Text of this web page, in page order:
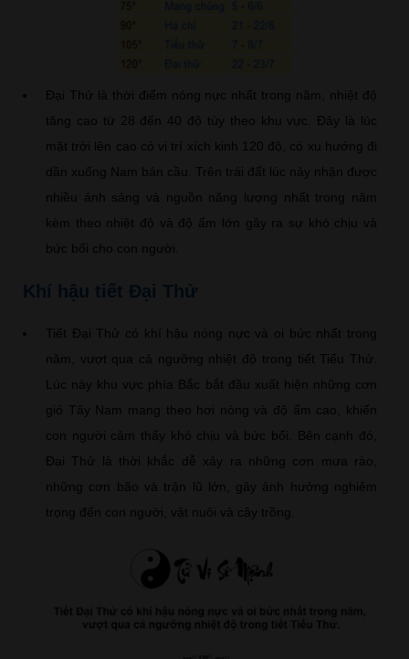
Đại Thử là thời điểm nóng nực nhất trong năm, nhiệt độ
tăng cao từ 28 đến 40 độ tùy theo khu vực. Đây là lúc
mặt trời lên cao có vị trí xích kinh 120 độ, có xu hướng đi
dần xuống Nam bán cầu. Trên trái đất lúc này nhận được
nhiều ánh sáng và nguồn năng lượng nhất trong năm
kèm theo nhiệt độ và độ ẩm lớn gây ra sự khó chịu và
bức bối cho con người.
Khí hậu tiết Đại Thử
Tiết Đại Thử có khí hậu nóng nực và oi bức nhất trong
năm, vượt qua cả ngưỡng nhiệt độ trong tiết Tiểu Thử.
Lúc này khu vực phía Bắc bắt đầu xuất hiện những cơn
gió Tây Nam mang theo hơi nóng và độ ẩm cao, khiến
con người cảm thấy khó chịu và bức bối. Bên cạnh đó,
Đại Thử là thời khắc dễ xảy ra những cơn mưa rào,
những cơn bão và trận lũ lớn, gây ảnh hưởng nghiêm
trọng đến con người, vật nuôi và cây trồng.